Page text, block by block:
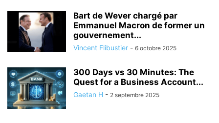
Bart de Wever chargé par
Emmanuel Macron de former un
gouvernement...
Vincent Flibustier - 6 octobre 2025
300 Days vs 30 Minutes: The
Quest for a Business Account...
Gaetan H - 2 septembre 2025